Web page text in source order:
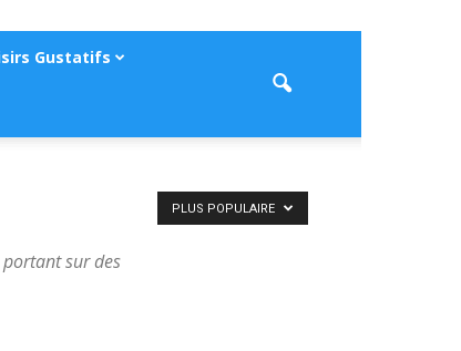
Gustatifs
sur des
PLUS POPULAIRE